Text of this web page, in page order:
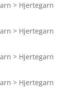
> Hjertegarn
> Hjertegarn
> Hjertegarn
> Hjertegarn